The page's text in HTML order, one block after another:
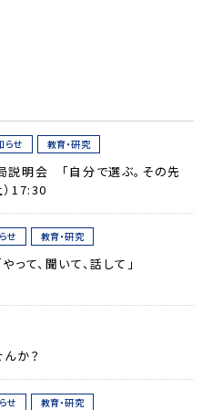
らせ 教育・研究
明会 「自分で選ぶ。その先
17:30
せ 教育・研究
て、聞いて、話して」
か？
せ 教育・研究